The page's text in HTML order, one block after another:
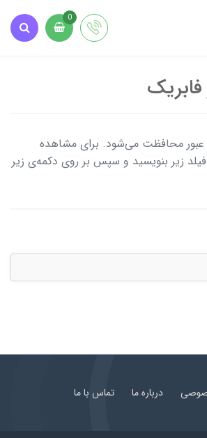
0
فابریک
محافظت می‌شود. برای مشاهده
فیلد زیر بنویسید و سپس بر روی دکمه‌ی زیر
درباره ما تماس با ما